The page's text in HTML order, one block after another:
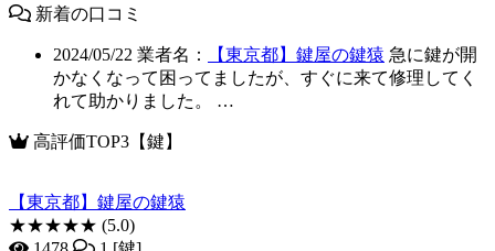
新着の口コミ
2024/05/22 業者名： 【東京都】鍵屋の鍵猿 急に鍵が開
かなくなって困ってましたが、すぐに来て修理してく
れて助かりました。 …
高評価TOP3【鍵】
【東京都】鍵屋の鍵猿
★★★★★ (5.0)